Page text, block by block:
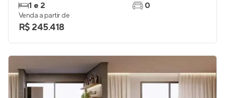
1 e 2
0
Venda a partir de
R$ 245.418